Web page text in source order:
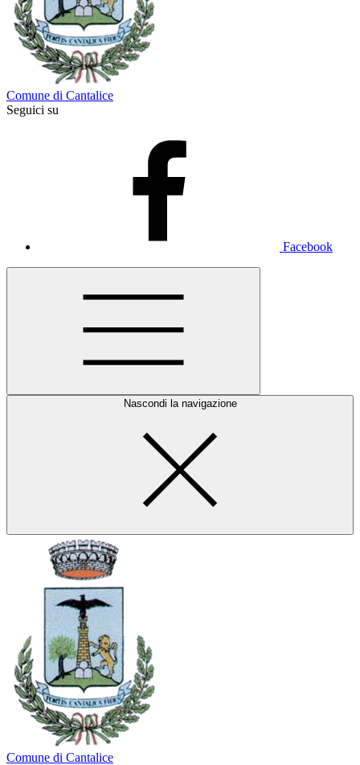
Comune di Cantalice
Seguici su
Facebook
Nascondi la navigazione
Comune di Cantalice